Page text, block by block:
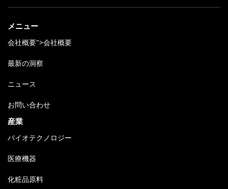
メニュー
会社概要">会社概要
最新の洞察
ニュース
お問い合わせ
産業
バイオテクノロジー
医療機器
化粧品原料